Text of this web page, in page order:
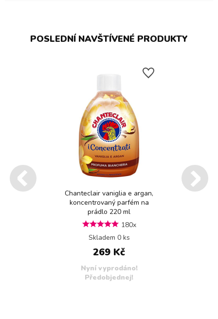
POSLEDNÍ NAVŠTÍVENÉ PRODUKTY
Chanteclair vaniglia e argan,
koncentrovaný parfém na
prádlo 220 ml
180x
Skladem 0 ks
269 Kč
Nyní vyprodáno!
Předobjednej!